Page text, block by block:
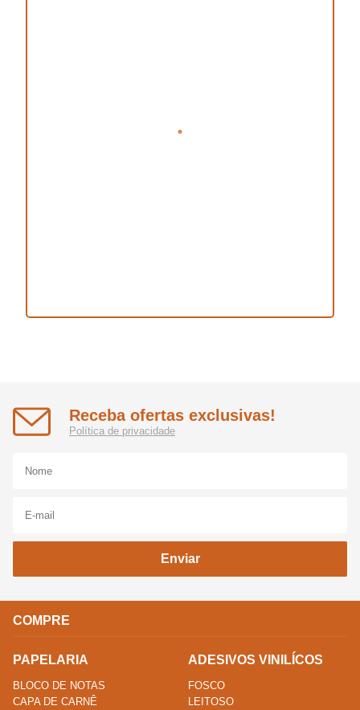
Receba ofertas exclusivas!
Política de privacidade
Enviar
COMPRE
PAPELARIA
BLOCO DE NOTAS
CAPA DE CARNÊ
ADESIVOS VINILÍCOS
FOSCO
LEITOSO